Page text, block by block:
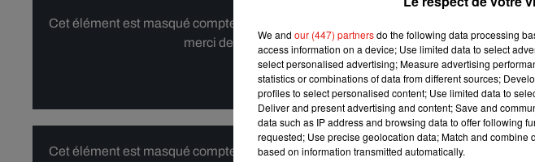
Cet élément est masqué compte-tenu du refus du dépôt de cookies que vous avez
merci de nous donner votre accord en cliquant sur le bouton
Afficher l'élément
Cet élément est masqué compte-tenu du refus du dépôt de cookies que vous avez
We and our (447) partnersdo the following data processing
access information on a device; Use limited data to select
select personalised advertising; Measure advertising
statistics or combinations of data from different sources;
profiles to select personalised content; Use limited data to
Deliver and present advertising and content; Save and
data such as IP address and browsing data to offer following
requested; Use precise geolocation data; Match and
based on information transmitted automatically.